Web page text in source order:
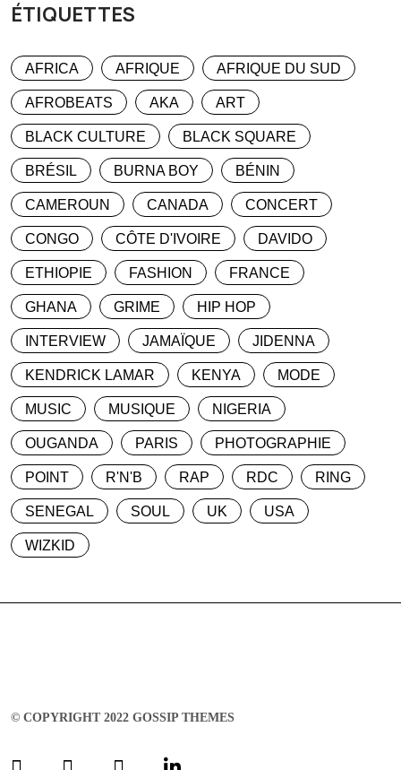
ÉTIQUETTES
AFRICA AFRIQUE AFRIQUE DU SUD
AFROBEATS AKA ART
BLACK CULTURE BLACK SQUARE
BRÉSIL BURNA BOY BÉNIN
CAMEROUN CANADA CONCERT
CONGO CÔTE D'IVOIRE DAVIDO
ETHIOPIE FASHION FRANCE
GHANA GRIME HIP HOP
INTERVIEW JAMAÏQUE JIDENNA
KENDRICK LAMAR KENYA MODE
MUSIC MUSIQUE NIGERIA
OUGANDA PARIS PHOTOGRAPHIE
POINT R'N'B RAP RDC RING
SENEGAL SOUL UK USA
WIZKID
© COPYRIGHT 2022 GOSSIP THEMES